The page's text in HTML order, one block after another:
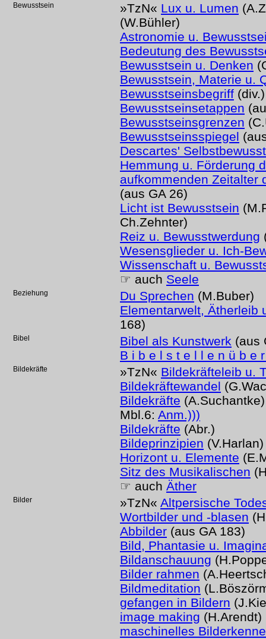
Bewusstsein »TzN« Lux u. Lumen
(W.Bühler)
Astronomie u.
Bedeutung des
Bewusstsein u. Denken
Bewusstsein, Materie u.
Bewusstseinsbegriff (div.)
Bewusstseinsetappen
Bewusstseinsgrenzen
Bewusstseinsspiegel
Descartes'
Hemmung u. Förderung
aufkommenden Zeitalter
(aus GA 26)
Licht ist Bewusstsein
Ch.Zehnter)
Reiz u. Bewusstwerdung
Wesensglieder u. Ich-
Wissenschaft u.
☞ auch Seele
Beziehung Du Sprechen (M.Buber)
Elementarwelt, Ätherleib
168)
Bibel Bibel als Kunstwerk (aus
B i b e l s t e l l e n ü b e
Bildekräfte »TzN« Bildekräfteleib u.
Bildekräftewandel
Bildekräfte (A.Suchantke)
Mbl.6: Anm.)))
Bildekräfte (Abr.)
Bildeprinzipien (V.Harlan)
Horizont u. Elemente
Sitz des Musikalischen
☞ auch Äther
Bilder »TzN« Altpersische
Wortbilder und -blasen
Abbilder (aus GA 183)
Bild, Phantasie u.
Bildanschauung
Bilder rahmen
Bildmeditation
gefangen in Bildern
image making (H.Arendt)
maschinelles